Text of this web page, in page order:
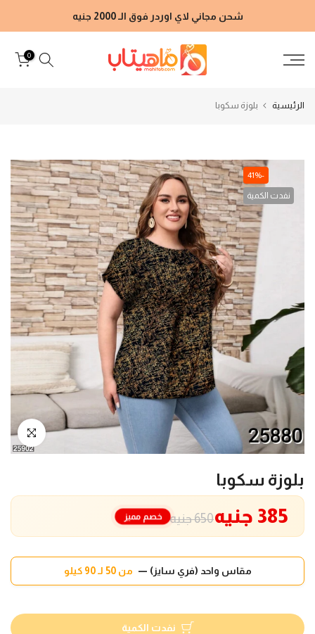
إلى
شحن مجاني لاي اوردر فوق الـ 2000 جنيه
0
الرئيسية بلوزة سكوبا
-41%
نفدت الكمية
انقر للتكبير
بلوزة سكوبا
650 جنيه 385 جنيه خصم مميز
مقاس واحد (فري سايز) — من 50 لـ 90 كيلو
نفدت الكمية